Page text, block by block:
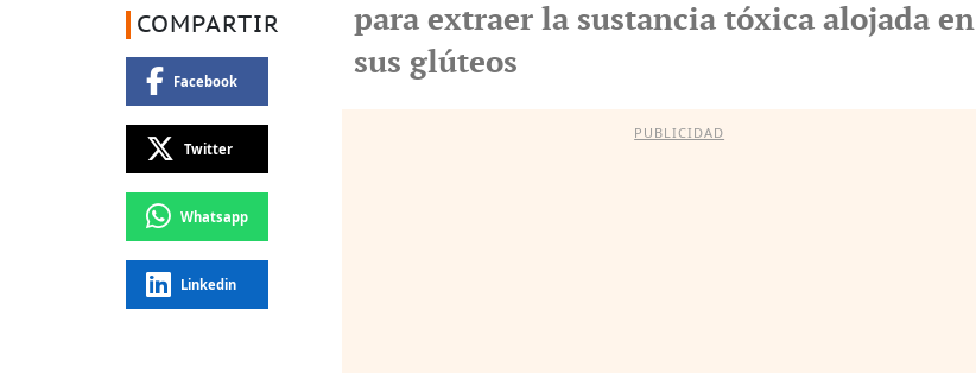
COMPARTIR
Facebook
Twitter
Whatsapp
Linkedin
para extraer la sustancia tóxica alojada en
sus glúteos
PUBLICIDAD